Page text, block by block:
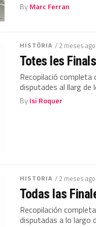
ByMarc Ferran
HISTÒRIA / 2 meses ago
Totes les
Recopilació
disputades al llarg de
ByIsi Roquer
HISTORIA / 2 meses ago
Todas las
Recopilación
disputadas a lo largo